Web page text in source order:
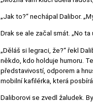
„Jak to?“ nechápal Dalibor.
Drak se ale začal smát. „No
„Děláš si legraci, že?“ řekl
někdo, kdo holduje humoru.
představivostí, odporem a
mobilní kafilérka, která
Daliborovi se zvedl žaludek.